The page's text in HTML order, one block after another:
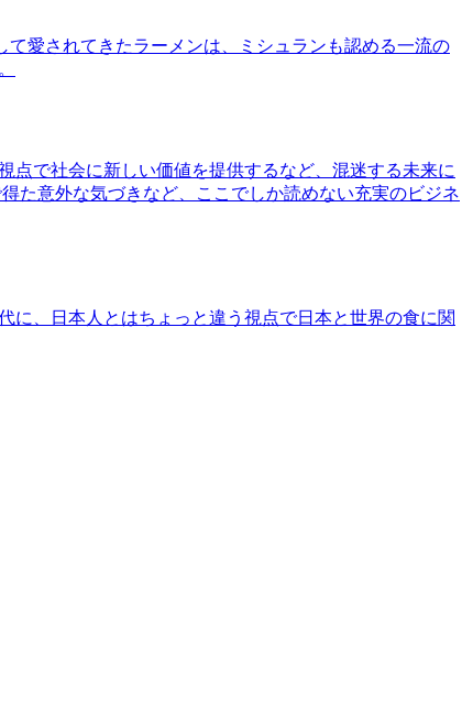
愛されてきたラーメンは、ミシュランも認める一流の
点で社会に新しい価値を提供するなど、混迷する未来に
た意外な気づきなど、ここでしか読めない充実のビジネ
に、日本人とはちょっと違う視点で日本と世界の食に関